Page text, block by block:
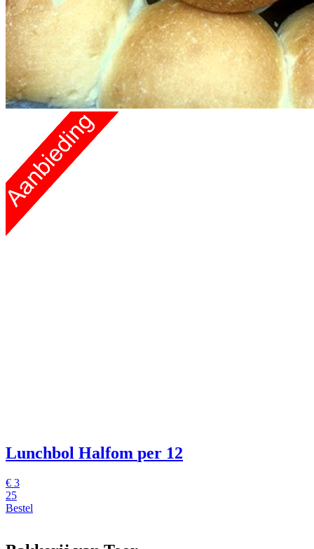
Lunchbol Halfom per 12
€ 3
25
Bestel